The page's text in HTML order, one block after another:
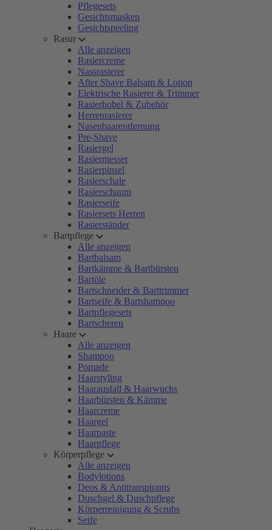
Pflegesets
Gesichtsmasken
Gesichtspeeling
Rasur
Alle anzeigen
Rasiercreme
Nassrasierer
After Shave Balsam & Lotion
Elektrische Rasierer & Trimmer
Rasierhobel & Zubehör
Herrenrasierer
Nasenhaarentfernung
Pre-Shave
Rasiergel
Rasiermesser
Rasierpinsel
Rasierschale
Rasierschaum
Rasierseife
Rasiersets Herren
Rasierständer
Bartpflege
Alle anzeigen
Bartbalsam
Bartkämme & Bartbürsten
Bartöle
Bartschneider & Barttrimmer
Bartseife & Bartshampoo
Bartpflegesets
Bartscheren
Haare
Alle anzeigen
Shampoo
Pomade
Haarstyling
Haarausfall & Haarwuchs
Haarbürsten & Kämme
Haarcreme
Haargel
Haarpaste
Haarpflege
Körperpflege
Alle anzeigen
Bodylotions
Deos & Antitranspirants
Duschgel & Duschpflege
Körperreinigung & Scrubs
Seife